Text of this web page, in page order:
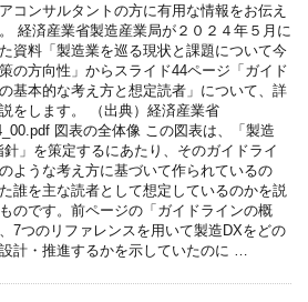
コンサルタントの方に有用な情報をお伝え
経済産業省製造産業局が２０２４年５月に
資料「製造業を巡る現状と課題について今
の方向性」からスライド44ページ「ガイド
基本的な考え方と想定読者」について、詳
をします。 （出典）経済産業省
図表の全体像 この図表は、「製造
針」を策定するにあたり、そのガイドライ
ような考え方に基づいて作られているの
誰を主な読者として想定しているのかを説
のです。前ページの「ガイドラインの概
7つのリファレンスを用いて製造DXをどの
計・推進するかを示していたのに …